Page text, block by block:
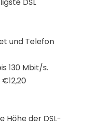
und Telefon
130 Mbit/s.
Höhe der DSL-